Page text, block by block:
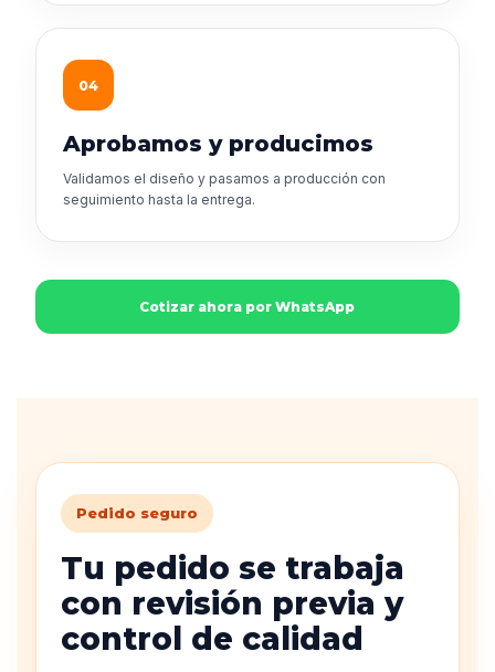
04
Aprobamos y producimos
Validamos el diseño y pasamos a producción con
seguimiento hasta la entrega.
Cotizar ahora por WhatsApp
Pedido seguro
Tu pedido se trabaja
con revisión previa y
control de calidad